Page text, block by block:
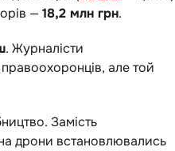
— 18,2 млн грн.
. Журналісти
але той
Замість
дрони встановлювались